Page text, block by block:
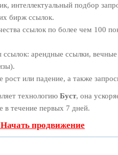
интеллектуальный подбор
бирж ссылок.
ссылок по более чем 100
арендные ссылки,
рост или падение, а также
технологию Буст, она
в течение первых 7 дней.
продвижение